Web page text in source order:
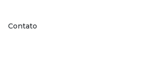
Contato